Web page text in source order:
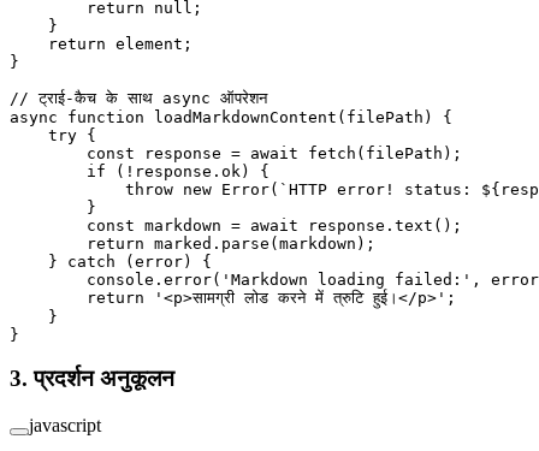
        return
null ;
    }
    return
element;
}
// ट्राई-कैच के साथ async ऑपरेशन
async function loadMarkdownContent ( filePath ) {
    try
{
        const
response = await fetch (filePath);
        if
( ! response.ok) {
            throw
new Error( `HTTP error! status: ${
        }
        const
markdown = await response. text ();
        return
marked. parse (markdown);
    }
catch (error) {
        console.
error( 'Markdown loading failed:' ,
        return
'<p>सामग्री लोड करने में त्रुटि हुई।</p>' ;
    }
}
3. प्रदर्शन अनुकूलन
javascript